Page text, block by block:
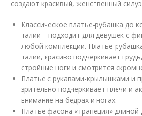
создают красивый, женственный
Классическое платье-рубашка до
талии – подходит для девушек с
любой комплекции. Платье-
талии, красиво подчеркивает
стройные ноги и смотрится
Платье с рукавами-крылышками и
зрительно подчеркивает плечи и
внимание на бедрах и ногах.
Платье фасона «трапеция» длиной